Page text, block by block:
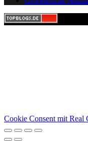
Cookie Consent mit Real